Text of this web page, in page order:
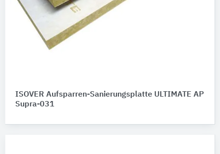
ISOVER Aufsparren-Sanierungsplatte ULTIMATE AP
Supra-031